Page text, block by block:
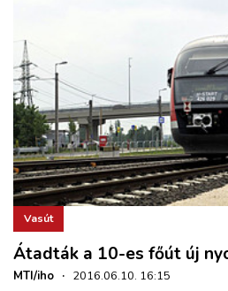
Vasút
Átadták a 10-es főút új
MTI/iho · 2016.06.10. 16:15